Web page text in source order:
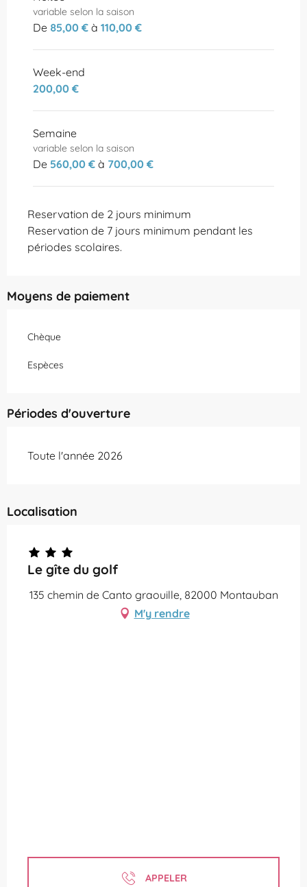
DU1 OCTOBRE 2026
2026
variable selon la saison
De 85,00 € à 110,00 €
Week-end
200,00 €
Semaine
variable selon la saison
De 560,00 € à 700,00 €
Reservation de 2 jours minimum
Reservation de 7 jours minimum pendant les
périodes scolaires.
Moyens de paiement
Chèque
Espèces
Périodes d'ouverture
Toute l'année 2026
Localisation
Le gîte du golf
135 chemin de Canto graouille, 82000 Montauban
M'y rendre
APPELER